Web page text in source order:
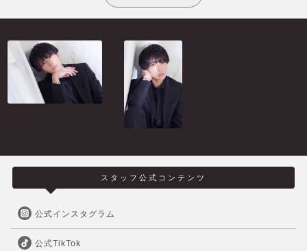
スタッフ公式コンテンツ
公式インスタグラム
公式TikTok